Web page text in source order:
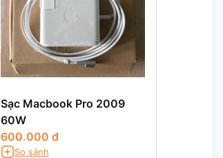
Sạc Macbook Pro 2009
60W
600.000 đ
So sánh